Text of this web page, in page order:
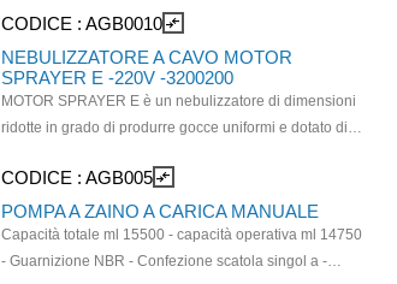
CODICE : AGB0010 compare_arrows
NEBULIZZATORE A CAVO MOTOR
SPRAYER E -220V -3200200
MOTOR SPRAYER E è un nebulizzatore di dimensioni
ridotte in grado di produrre gocce uniformi e dotato di
prestazioni stabili, affidabile e durevole. Risulta
un’ottima attrezzatura per trattamenti sul verde e
applicazioni in serra.Può essere impiegato anche per
trattamenti di igiene, disinfezione e disinfestazione in
CODICE : AGB005 compare_arrows
POMPA A ZAINO A CARICA MANUALE
Capacità totale ml 15500 - capacità operativa ml 14750
- Guarnizione NBR - Confezione scatola singol a -